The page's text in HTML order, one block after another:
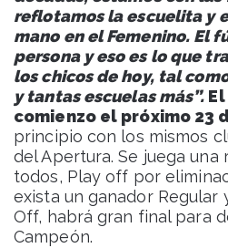
reflotamos la escuelita y
mano en el Femenino. El
persona y eso es lo que
los chicos de hoy, tal
y tantas escuelas más”.
comienzo el próximo 23
principio con los mismos
del Apertura. Se juega
todos, Play off por
exista un ganador Regular
Off, habrá gran final para
Campeón.